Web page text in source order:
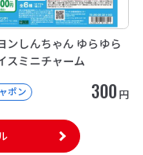
ンしんちゃん ゆらゆら
スミニチャーム
ポン 300 円